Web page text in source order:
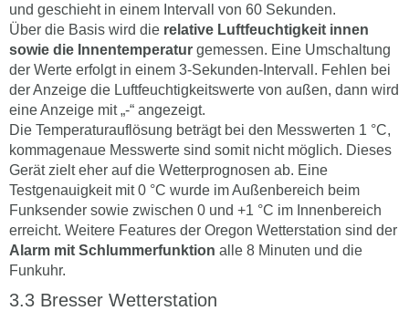
und geschieht in einem Intervall von 60 Sekunden.
Über die Basis wird die relative Luftfeuchtigkeit innen
sowie die Innentemperatur gemessen. Eine Umschaltung
der Werte erfolgt in einem 3-Sekunden-Intervall. Fehlen bei
der Anzeige die Luftfeuchtigkeitswerte von außen, dann wird
eine Anzeige mit „-“ angezeigt.
Die Temperaturauflösung beträgt bei den Messwerten 1 °C,
kommagenaue Messwerte sind somit nicht möglich. Dieses
Gerät zielt eher auf die Wetterprognosen ab. Eine
Testgenauigkeit mit 0 °C wurde im Außenbereich beim
Funksender sowie zwischen 0 und +1 °C im Innenbereich
erreicht. Weitere Features der Oregon Wetterstation sind der
Alarm mit Schlummerfunktion alle 8 Minuten und die
Funkuhr.
Bresser Wetterstation